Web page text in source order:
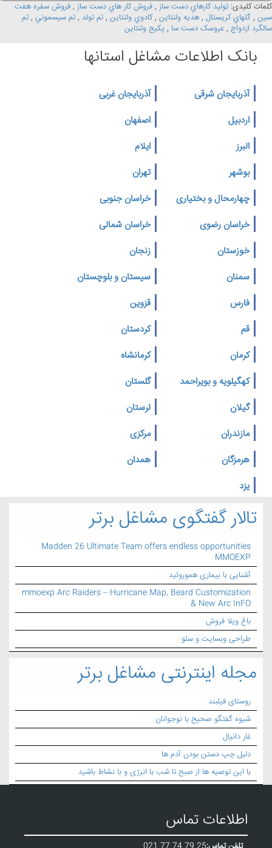
کلمات کلیدی: توليد کارهاي دست ساز , فروش کار هاي دست ساز , فروش سفره هفت
سين , گلهاي کريستال , هديه ولنتاين ,کادوي ولنتاين , تم تولد , تم سيسموني , تم
سالگرد ازدواج , عروسک دست سا , پکيج ولنتاين
بانک اطلاعات مشاغل استانها
آذربایجان شرقی
آذربایجان غربی
اردبیل
اصفهان
البرز
ایلام
بوشهر
تهران
چهارمحال و بختیاری
خراسان جنوبی
خراسان رضوی
خراسان شمالی
خوزستان
زنجان
سمنان
سیستان و بلوچستان
فارس
قزوین
قم
کردستان
کرمان
کرمانشاه
کهگیلویه و بویراحمد
گلستان
گیلان
لرستان
مازندران
مرکزی
هرمزگان
همدان
یزد
تالار گفتگوی مشاغل برتر
Madden 26 Ultimate Team offers endless opportunities
MMOEXP
آشنایی با بیماری هموروئید
mmoexp Arc Raiders – Hurricane Map, Beard Customization
& New Arc InFO
باغ ویلا فروش
طراحی وبسایت و سئو
مجله اینترنتی مشاغل برتر
روستای فیلبند
شیوه گفتگو صحیح با نوجوانان
غار دانیال
دلیل چپ دستن بودن آدم ها
با این توصیه ها از صبح تا شب با انرژی و با نشاط باشید
اطلاعات تماس